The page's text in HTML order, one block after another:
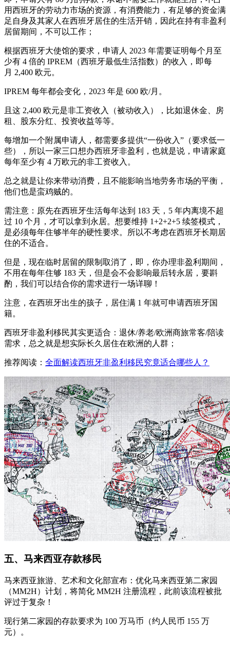
用西班牙的劳动力市场的资源，有消费能力，有足够的资金满
足自身及其家人在西班牙居住的生活开销，因此在持有非盈利
居留期间，不可以工作；
根据西班牙大使馆的要求，申请人 2023 年需要证明每个月至
少有 4 倍的 IPREM（西班牙最低生活指数）的收入，即每
月 2,400 欧元。
IPREM 每年都会变化，2023 年是 600 欧/月。
且这 2,400 欧元是非工资收入（被动收入），比如退休金、房
租、股东分红、投资收益等等。
每增加一个附属申请人，都需要多提供“一份收入”（要求低一
些），所以一家三口想办西班牙非盈利，也就是说，申请家庭
每年至少有 4 万欧元的非工资收入。
总之就是让你来带动消费，且不能影响当地劳务市场的平衡，
他们也是蛮鸡贼的。
需注意：原先在西班牙生活每年达到 183 天，5 年内离境不超
过 10 个月，才可以拿到永居。想要维持 1+2+2+5 续签模式，
是必须每年住够半年的硬性要求。所以不考虑在西班牙长期居
住的不适合。
但是，现在临时居留的限制取消了，即，你办理非盈利期间，
不用在每年住够 183 天，但是会不会影响最后转永居，要斟
酌，我们可以结合你的需求进行一场详聊！
注意，在西班牙出生的孩子，居住满 1 年就可申请西班牙国
籍。
西班牙非盈利移民其实更适合：退休/养老/欧洲商旅常客/陪读
需求，总之就是想实际长久居住在欧洲的人群；
推荐阅读： 全面解读西班牙非盈利移民究竟适合哪些人？
五、马来西亚存款移民
马来西亚旅游、艺术和文化部宣布：优化马来西亚第二家园
（MM2H）计划，将简化 MM2H 注册流程，此前该流程被批
评过于复杂！
现行第二家园的存款要求为 100 万马币（约人民币 155 万
元）。